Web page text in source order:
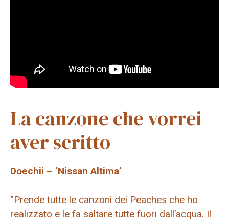
La canzone che vorrei
aver scritto
Doechii – ‘Nissan Altima’
“Prende tutte le canzoni dei Peaches che ho
realizzato e le fa saltare tutte fuori dall’acqua. Il